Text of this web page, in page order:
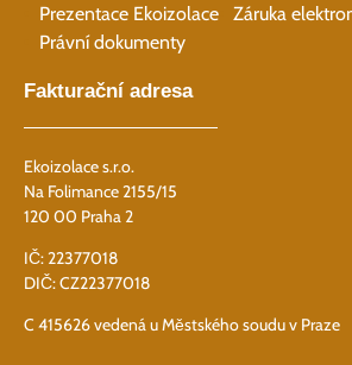
Prezentace Ekoizolace
Záruka
Právní dokumenty
Fakturační adresa
Ekoizolace s.r.o.
Na Folimance 2155/15
120 00 Praha 2
IČ: 22377018
DIČ: CZ22377018
C 415626 vedená u Městského soudu v Praze